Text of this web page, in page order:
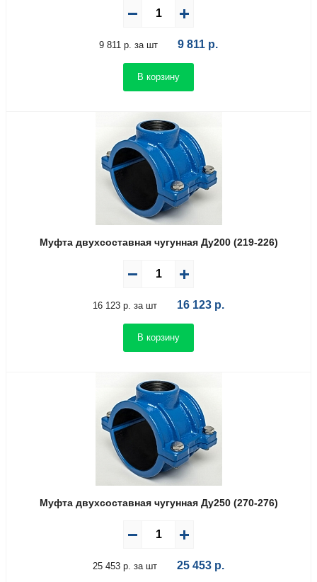
9 811 р. за шт 9 811 р.
В корзину
Муфта двухсоставная чугунная Ду200 (219-226)
16 123 р. за шт 16 123 р.
В корзину
Муфта двухсоставная чугунная Ду250 (270-276)
25 453 р. за шт 25 453 р.